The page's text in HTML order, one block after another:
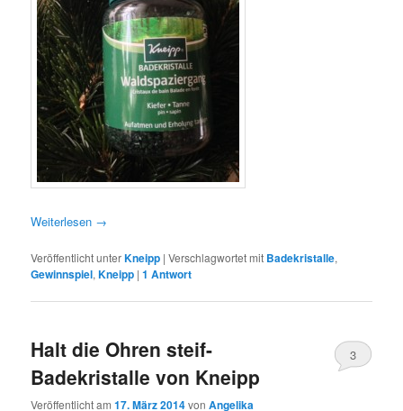
Weiterlesen →
Veröffentlicht unterKneipp |Verschlagwortet mit Badekristalle,
Gewinnspiel,Kneipp |1 Antwort
Halt die Ohren steif-
Badekristalle von Kneipp
Veröffentlicht am17. März 2014vonAngelika
3